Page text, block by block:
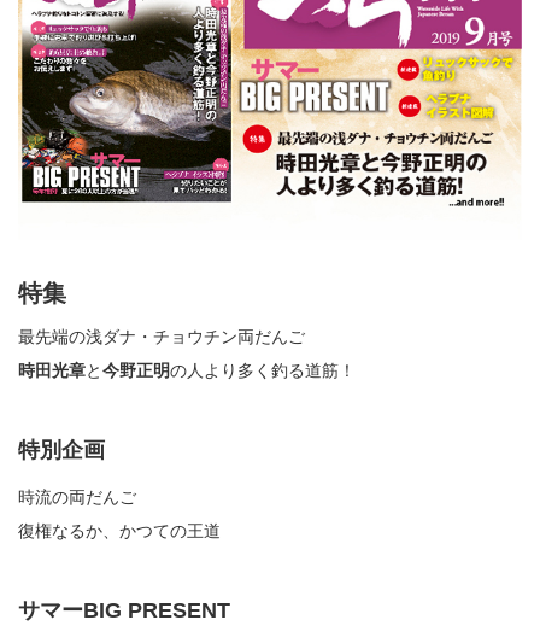
特集
最先端の浅ダナ・チョウチン両だんご
時田光章と今野正明の人より多く釣る道筋！
特別企画
時流の両だんご
復権なるか、かつての王道
サマーBIG PRESENT